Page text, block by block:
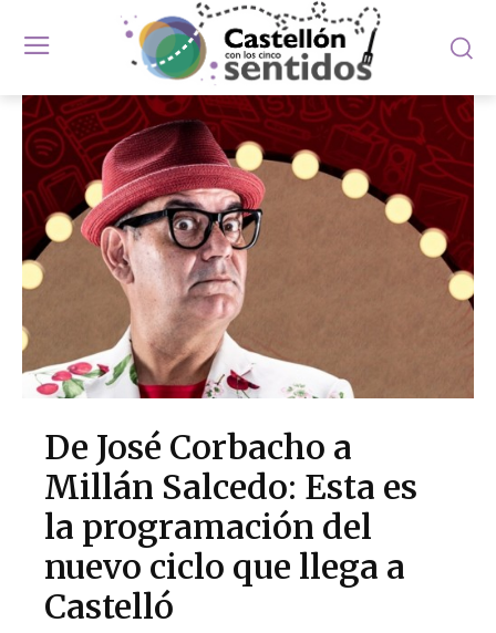
De José Corbacho a
Millán Salcedo: Esta es
la programación del
nuevo ciclo que llega a
Castelló